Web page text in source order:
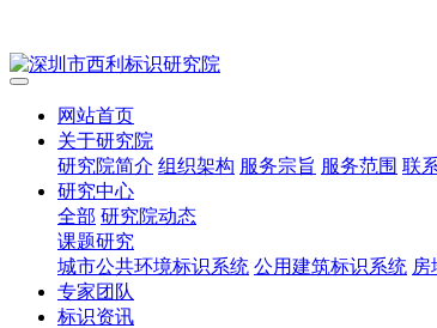
网站首页
关于研究院
研究院简介 组织架构 服务宗旨 服务范围 联
研究中心
全部 研究院动态
课题研究
城市公共环境标识系统 公用建筑标识系统 房
专家团队
标识资讯